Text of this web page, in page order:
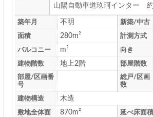
山陽自動車道玖珂インター
築年月 不明 新築/中古
面積 280m² 計測方式
バルコニー m² 向き
建物階数 地上2階 部屋階数
部屋/区画番
号
総戸/区画
数
建物構造 木造
敷地全体面
870m² 延べ床面積